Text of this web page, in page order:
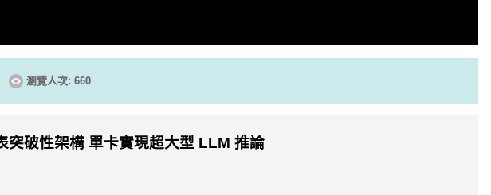
瀏覽人次: 660
突破性架構 單卡實現超大型 LLM 推論